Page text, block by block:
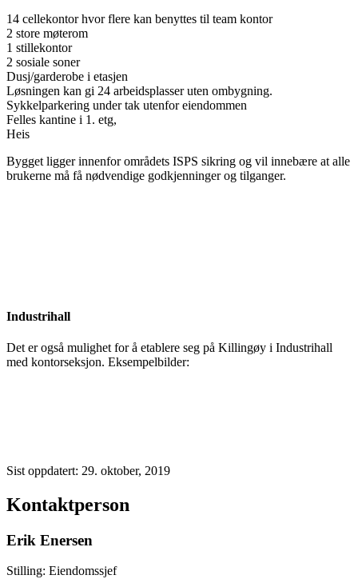
14 cellekontor hvor flere kan benyttes til team kontor
2 store møterom
1 stillekontor
2 sosiale soner
Dusj/garderobe i etasjen
Løsningen kan gi 24 arbeidsplasser uten ombygning.
Sykkelparkering under tak utenfor eiendommen
Felles kantine i 1. etg,
Heis
Bygget ligger innenfor områdets ISPS sikring og vil innebære at alle
brukerne må få nødvendige godkjenninger og tilganger.
Industrihall
Det er også mulighet for å etablere seg på Killingøy i Industrihall
med kontorseksjon. Eksempelbilder:
Sist oppdatert: 29. oktober, 2019
Kontaktperson
Erik Enersen
Stilling: Eiendomssjef